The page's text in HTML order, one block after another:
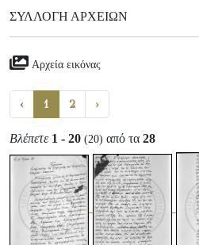
ΣΥΛΛΟΓΉ ΑΡΧΕΊΩΝ
Αρχεία εικόνας
‹ 1 2 ›
Βλέπετε 1 - 20 (20) από τα 28